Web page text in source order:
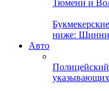
Тюмени и
ниже:
Авто
Полицейский
указывающих